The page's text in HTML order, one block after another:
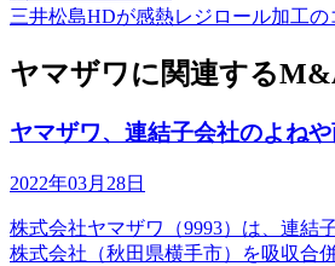
三井松島HDが感熱レジロール加工
ヤマザワに関連する
ヤマザワ、連結子会社のよね
2022年03月28日
株式会社ヤマザワ（9993）は、連結
株式会社（秋田県横手市）を吸収合